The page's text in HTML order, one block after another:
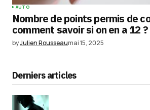
AUTO
Nombre de points permis de
comment savoir si on en a 12 ?
byJulien Rousseaumai 15, 2025
Derniers articles